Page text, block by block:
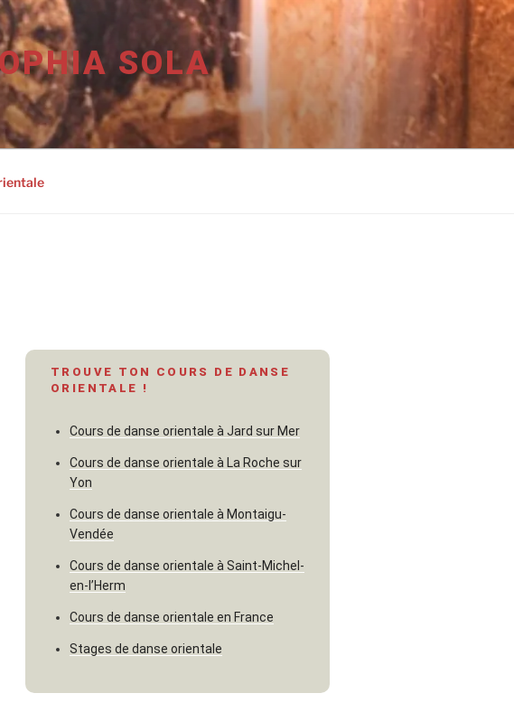
SOLA
TROUVE TON COURS DE DANSE
ORIENTALE !
Cours de danse orientale à Jard sur Mer
Cours de danse orientale à La Roche sur
Yon
Cours de danse orientale à Montaigu-
Vendée
Cours de danse orientale à Saint-Michel-
en-l’Herm
Cours de danse orientale en France
Stages de danse orientale